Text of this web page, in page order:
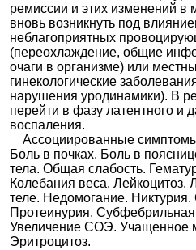
ремиссии и этих изменений в
вновь возникнуть под
неблагоприятных
(переохлаждение, общие
очаги в организме) или
гинекологические
нарушения уродинамики). В
перейти в фазу латентного и
воспаления.
Ассоциированные
Боль в почках. Боль в
тела. Общая слабость.
Колебания веса. Лейкоцитоз.
теле. Недомогание.
Протеинурия.
Увеличение СОЭ. Учащенное
Эритроцитоз.